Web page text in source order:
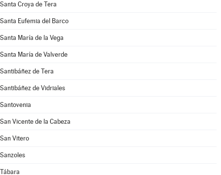
Santa Croya de Tera
Santa Eufemia del Barco
Santa María de la Vega
Santa María de Valverde
Santibáñez de Tera
Santibáñez de Vidriales
Santovenia
San Vicente de la Cabeza
San Vitero
Sanzoles
Tábara